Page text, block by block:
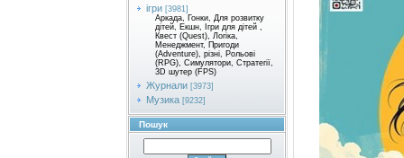
ігри [3981]
Аркада, Гонки, Для розвитку
дітей, Екшн, Ігри для дітей ,
Квест (Quest), Логіка,
Менеджмент, Пригоди
(Adventure), різні, Рольові
(RPG), Симулятори, Стратегії,
3D шутер (FPS)
Журнали [3973]
Музика [9232]
Пошук